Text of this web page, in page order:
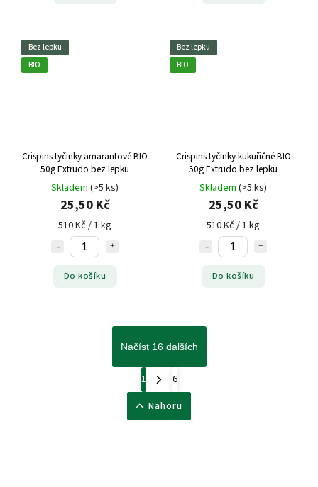
Bez lepku
BIO
Crispins tyčinky amarantové BIO
50g Extrudo bez lepku
Skladem (>5 ks)
25,50 Kč
510 Kč / 1 kg
Do košíku
Bez lepku
BIO
Crispins tyčinky kukuřičné BIO
50g Extrudo bez lepku
Skladem (>5 ks)
25,50 Kč
510 Kč / 1 kg
Do košíku
Načíst 16 dalších
1
6
Nahoru